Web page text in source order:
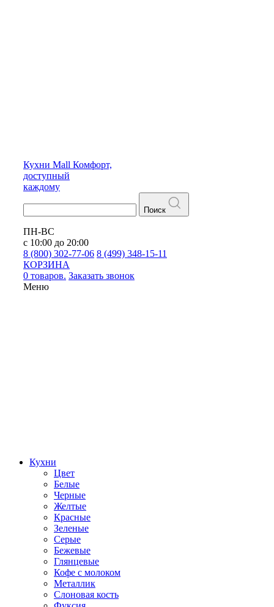
Кухни Mall Комфорт,
доступный
каждому
Поиск
ПН-ВС
с 10:00 до 20:00
8 (800) 302-77-06 8 (499) 348-15-11
КОРЗИНА
0 товаров. Заказать звонок
Меню
Кухни
Цвет
Белые
Черные
Желтые
Красные
Зеленые
Серые
Бежевые
Глянцевые
Кофе с молоком
Металлик
Слоновая кость